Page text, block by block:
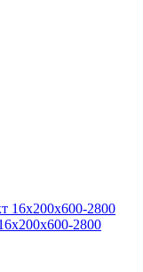
2800